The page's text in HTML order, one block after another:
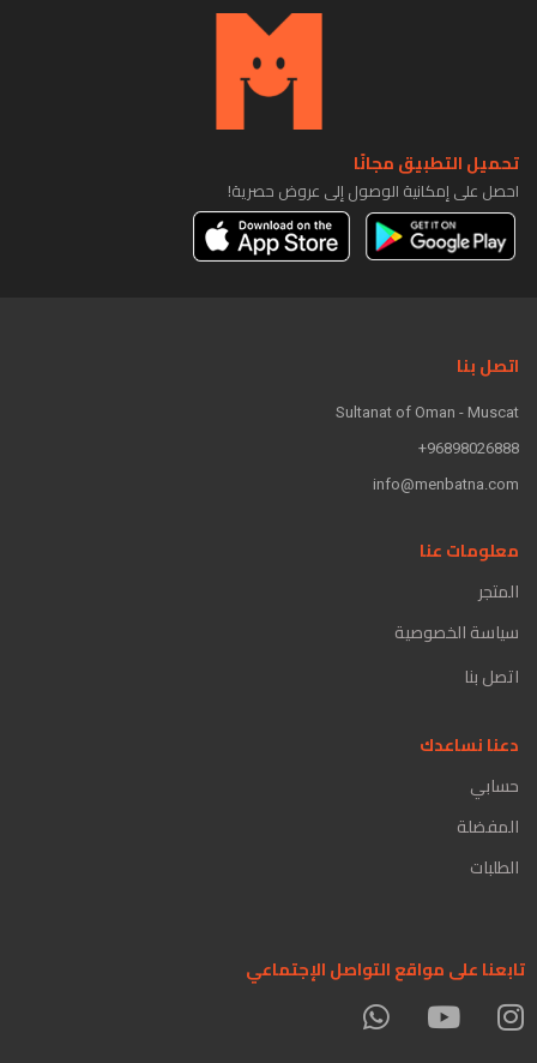
تحميل التطبيق مجانًا
احصل على إمكانية الوصول إلى عروض حصرية!
اتصل بنا
Sultanat of Oman - Muscat
96898026888+
info@menbatna.com
معلومات عنا
المتجر
سياسة الخصوصية
اتصل بنا
دعنا نساعدك
حسابي
المفضلة
الطلبات
تابعنا على مواقع التواصل الإجتماعي